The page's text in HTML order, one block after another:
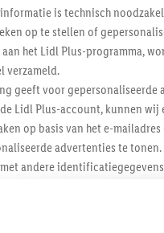
is technisch
op te stellen of
het Lidl Plus-programma,
verzameld.
geeft voor
Lidl Plus-account, kunnen wij
op basis van het e-
advertenties te
andere
kunnen advertenties in het
(bijvoorbeeld door het